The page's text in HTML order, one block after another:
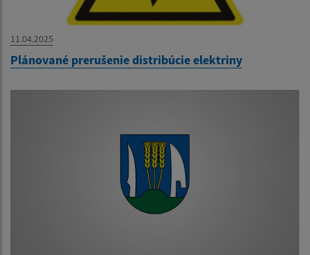
11.04.2025
Plánované prerušenie distribúcie elektriny